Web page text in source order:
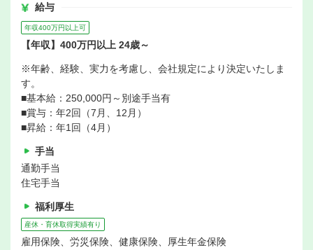
給与
年収400万円以上可
【年収】400万円以上 24歳～
※年齢、経験、実力を考慮し、会社規定により決定いたしま
す。
■基本給：250,000円～別途手当有
■賞与：年2回（7月、12月）
■昇給：年1回（4月）
手当
通勤手当
住宅手当
福利厚生
産休・育休取得実績有り
雇用保険、労災保険、健康保険、厚生年金保険